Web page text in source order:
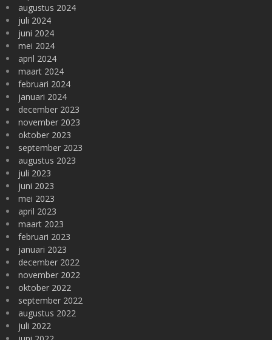
augustus 2024
juli 2024
juni 2024
mei 2024
april 2024
maart 2024
februari 2024
januari 2024
december 2023
november 2023
oktober 2023
september 2023
augustus 2023
juli 2023
juni 2023
mei 2023
april 2023
maart 2023
februari 2023
januari 2023
december 2022
november 2022
oktober 2022
september 2022
augustus 2022
juli 2022